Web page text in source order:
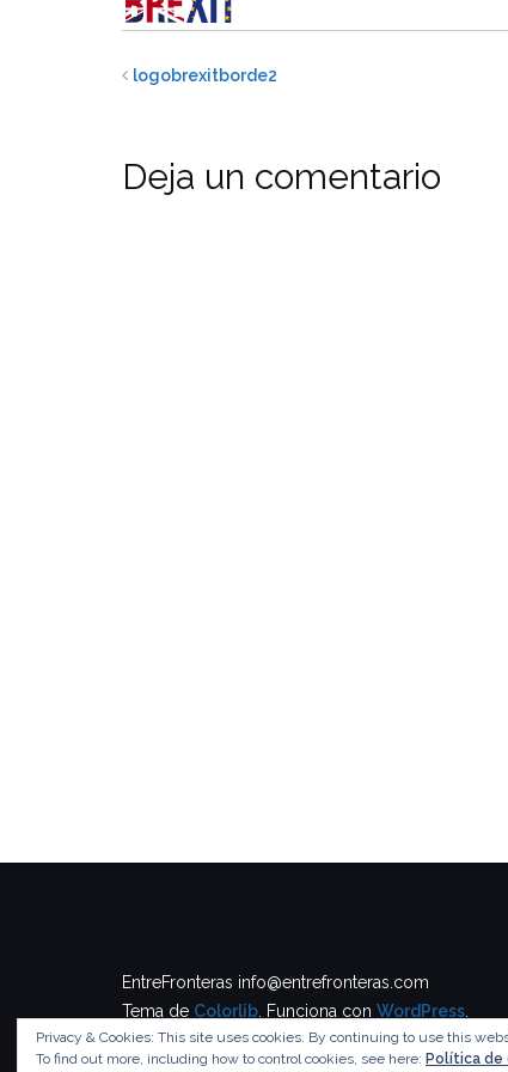
logobrexitborde2
Deja un comentario
EntreFronteras info@entrefronteras.com
Tema de Colorlib . Funciona con WordPress
Privacy & Cookies: This site uses cookies. By continuing to use this
To find out more, including how to control cookies, see here: Política de